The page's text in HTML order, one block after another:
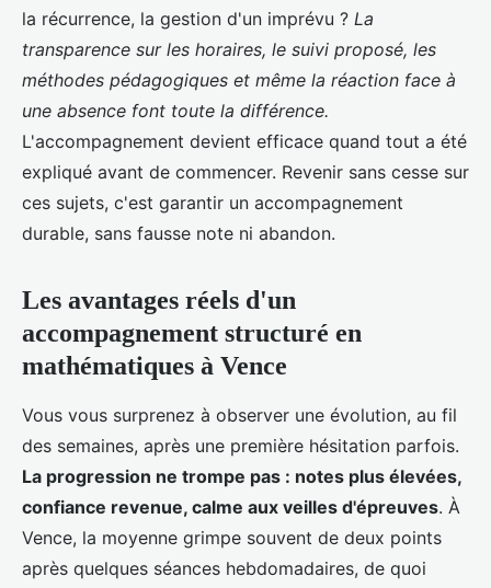
la récurrence, la gestion d'un imprévu ? La
transparence sur les horaires, le suivi proposé, les
méthodes pédagogiques et même la réaction face à
une absence font toute la différence.
L'accompagnement devient efficace quand tout a été
expliqué avant de commencer. Revenir sans cesse sur
ces sujets, c'est garantir un accompagnement
durable, sans fausse note ni abandon.
Les avantages réels d'un
accompagnement structuré en
mathématiques à Vence
Vous vous surprenez à observer une évolution, au fil
des semaines, après une première hésitation parfois.
La progression ne trompe pas : notes plus élevées,
confiance revenue, calme aux veilles d'épreuves. À
Vence, la moyenne grimpe souvent de deux points
après quelques séances hebdomadaires, de quoi